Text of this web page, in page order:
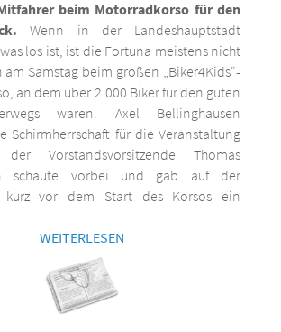
beim Motorradkorso für den
Wenn in der Landeshauptstadt
los ist, ist die Fortuna meistens nicht
am Samstag beim großen „Biker4Kids“-
an dem über 2.000 Biker für den guten
waren. Axel Bellinghausen
Schirmherrschaft für die Veranstaltung
Vorstandsvorsitzende Thomas
schaute vorbei und gab auf der
kurz vor dem Start des Korsos ein
WEITERLESEN